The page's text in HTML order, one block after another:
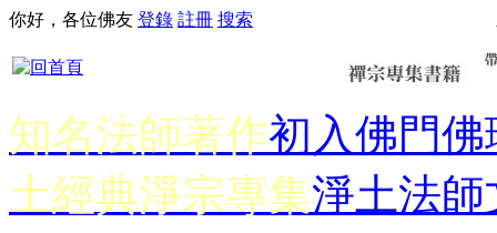
你好，各位佛友 登錄 註冊 搜索
知名法師著作初入佛門佛
土經典淨宗專集淨土法師